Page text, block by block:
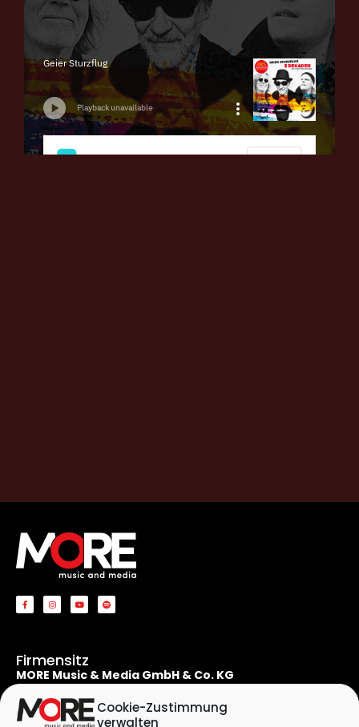
Cookie-Zustimmung
verwalten
Firmensitz
MORE Music & Media GmbH & Co. KG
Apostelnstraße 19
50667 Köln
Deutschland